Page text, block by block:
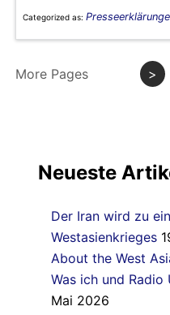
Categorized as:
More Pages >
Neueste
Der Iran wird zu
Westasienkrieges
About the West
Was ich und
Mai 2026